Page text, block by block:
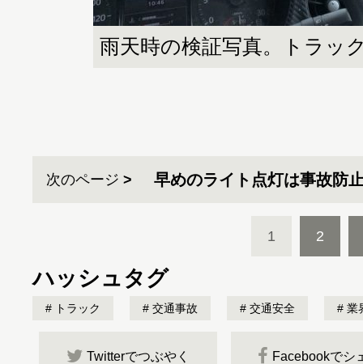
雨天時の検証写真。トラッ
次のページ 早めのライト点灯は事故防
1 2
ハッシュタグ
トラック 交通事故 交通安全 業
Twitterでつぶやく Facebookでシ